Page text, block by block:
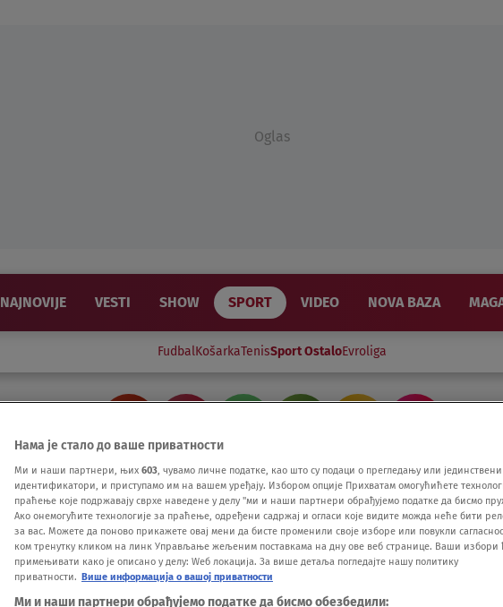
Oglas
NAJNOVIJE VESTI SHOW SPORT VIDEO NOVA BAZA
FudbalKošarkaTenisSport OstaloEvroliga
Нама је стало до ваше приватности
Ми и наши партнери, њих 603, чувамо личне податке, као што су подаци о прегледању или јединствени
идентификатори, и приступамо им на вашем уређају. Избором опције Прихватам омогућићете
праћење које подржавају сврхе наведене у делу "ми и наши партнери обрађујемо податке да бисмо
Ако онемогућите технологије за праћење, одређени садржај и огласи које видите можда неће бити
за вас. Можете да поново прикажете овај мени да бисте променили своје изборе или повукли
ком тренутку кликом на линк Управљање жељеним поставкама на дну ове веб странице. Ваши избори
примењивати како је описано у делу: Wеб локација. За више детаља погледајте нашу политику
приватности. Више информација о вашој приватности
Ми и наши партнери обрађујемо податке да бисмо обезбедили: